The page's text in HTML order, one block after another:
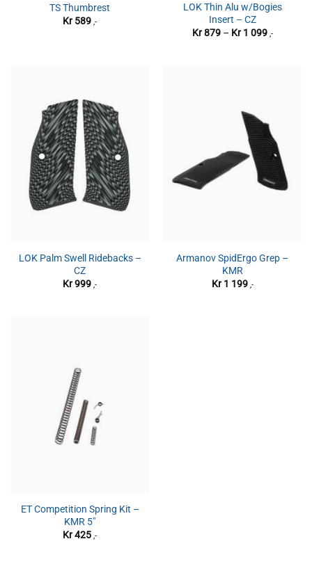
TS Thumbrest
Kr589 ,-
LOK Thin Alu w/Bogies
Insert – CZ
Kr879 – Kr1 099 ,-
LOK Palm Swell Ridebacks –
CZ
Kr999 ,-
Armanov SpidErgo Grep –
KMR
Kr1 199 ,-
ET Competition Spring Kit –
KMR 5″
Kr425 ,-